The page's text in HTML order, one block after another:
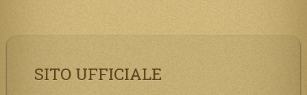
SITO UFFICIALE